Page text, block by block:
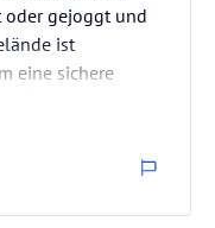
gejoggt und
ist
eine sichere
Rezeption
sind in
genutzt und es
war nicht hübsch